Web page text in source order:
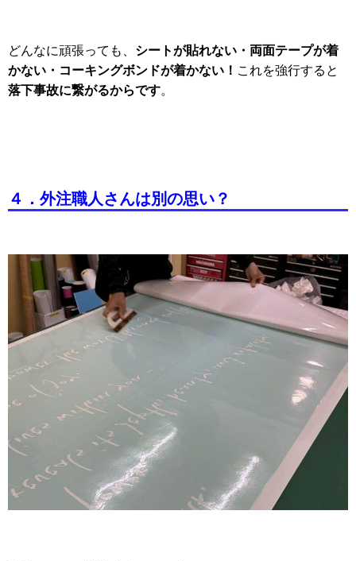
どんなに頑張っても、 シートが貼れない・両面テープが着
かない・コーキングボンドが着かない！ これを強行すると
落下事故に繋がるからです。
４．外注職人さんは別の思い？